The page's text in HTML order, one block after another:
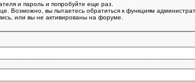
и пароль и попробуйте еще раз.
Возможно, вы пытаетесь обратиться к функциям
или вы не активированы на форуме.